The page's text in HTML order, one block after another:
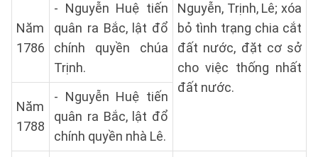
Nguyễn, Trịnh, Lê; xóa
bỏ tình trạng chia cắt
đất nước, đặt cơ sở
cho việc thống nhất
đất nước.
Năm
1786
- Nguyễn Huệ tiến
quân ra Bắc, lật đổ
chính quyền chúa
Trịnh.
Năm
1788
- Nguyễn Huệ tiến
quân ra Bắc, lật đổ
chính quyền nhà Lê.